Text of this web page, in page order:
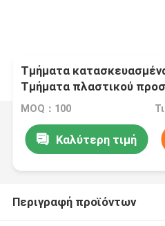
Τμήματα
Τμήματα πλαστικού
αυτοκίνητα
MOQ：100
Καλύτερη τιμή
Περιγραφή προϊόντων